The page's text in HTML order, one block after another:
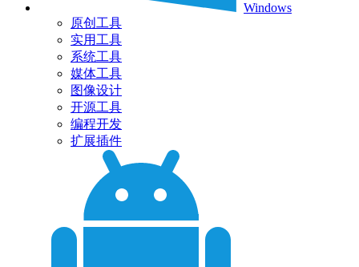
Windows
原创工具
实用工具
系统工具
媒体工具
图像设计
开源工具
编程开发
扩展插件